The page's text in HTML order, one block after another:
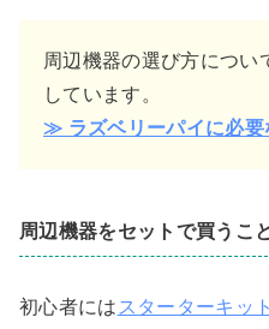
周辺機器の選び方につい
しています。
≫ ラズベリーパイに必要
周辺機器をセットで買うこ
初心者には スターターキット